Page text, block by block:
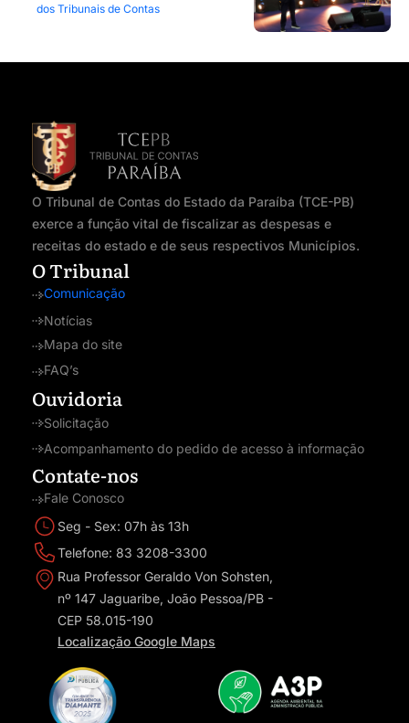
dos Tribunais de Contas
O Tribunal de Contas do Estado da Paraíba (TCE-PB)
exerce a função vital de fiscalizar as despesas e
receitas do estado e de seus respectivos Municípios.
O Tribunal
Comunicação
Notícias
Mapa do site
FAQ’s
Ouvidoria
Solicitação
Acompanhamento do pedido de acesso à informação
Contate-nos
Fale Conosco
Seg - Sex: 07h às 13h
Telefone: 83 3208-3300
Rua Professor Geraldo Von Sohsten,
nº 147 Jaguaribe, João Pessoa/PB -
CEP 58.015-190
Localização Google Maps